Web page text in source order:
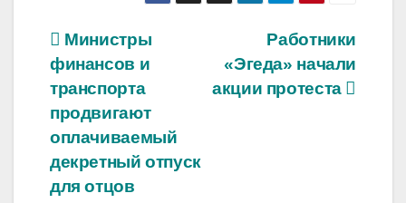
Навигация
по
записям
Работники
«Эгеда» начали
акции протеста
Министры
финансов и
транспорта
продвигают
оплачиваемый
декретный отпуск
для отцов